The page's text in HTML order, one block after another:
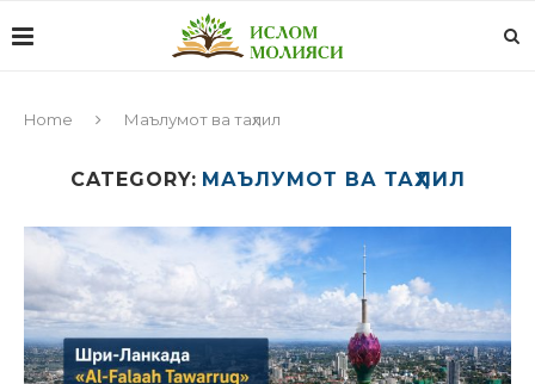
Home Маълумот ва таҳлил
CATEGORY: МАЪЛУМОТ ВА ТАҲЛИЛ